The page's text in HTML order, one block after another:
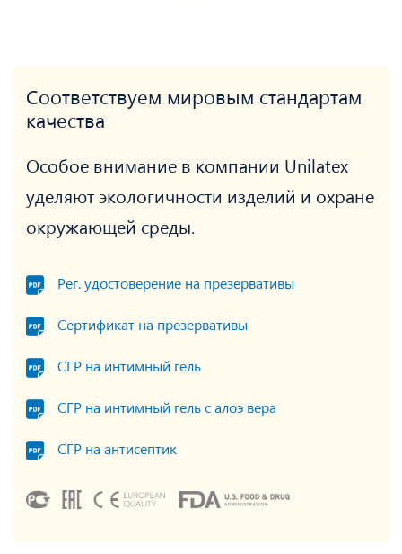
Соответствуем мировым стандартам
качества
Особое внимание в компании Unilatex
уделяют экологичности изделий и охране
окружающей среды.
Рег. удостоверение на презервативы
Сертификат на презервативы
СГР на интимный гель
СГР на интимный гель с алоэ вера
СГР на антисептик